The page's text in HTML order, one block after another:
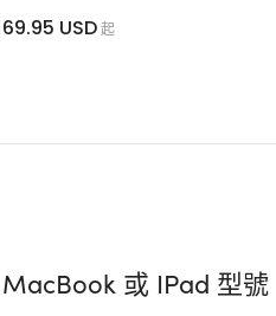
USD起
或 IPad 型號